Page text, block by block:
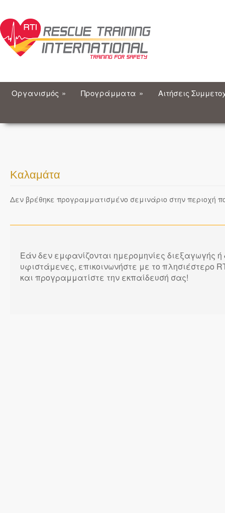
Οργανισμός » Προγράμματα » Αιτήσεις
Καλαμάτα
Δεν βρέθηκε προγραμματισμένο σεμινάριο στην περιοχή
Εάν δεν εμφανίζονται ημερομηνίες διεξαγωγής ή
υφιστάμενες, επικοινωνήστε με το πλησιέστερο
και προγραμματίστε την εκπαίδευσή σας!